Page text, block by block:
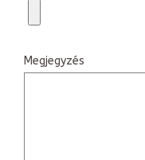
Megjegyzés